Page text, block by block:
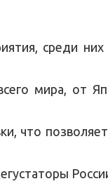
среди
мира, от
что